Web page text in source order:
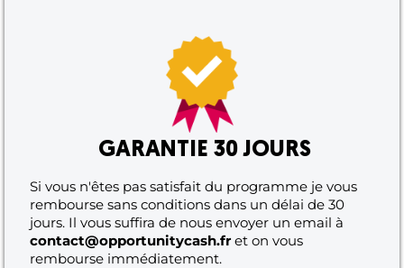
GARANTIE 30 JOURS
Si vous n'êtes pas satisfait du programme je vous
rembourse sans conditions dans un délai de 30
jours. Il vous suffira de nous envoyer un email à
contact@opportunitycash.fret on vous
rembourse immédiatement.